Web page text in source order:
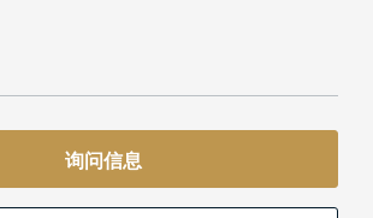
询问信息